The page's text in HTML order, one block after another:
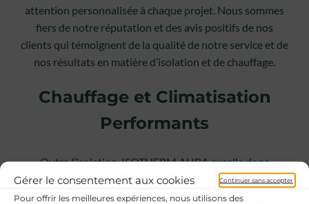
Gérer le consentement aux cookies Continuer sans accepter
Pour offrir les meilleures expériences, nous utilisons des
attention personnalisée à chaque projet. Nous sommes
fiers de notre réputation et des avis positifs de nos
clients qui témoignent de la qualité de notre service et de
nos résultats en matière d’isolation et de chauffage.
Chauffage et Climatisation
Performants
Outre l’isolation, ISOTHERM AURA excelle donc
également dans l’installation de systèmes de chauffage
et de climatisation performants. Nous savons que le